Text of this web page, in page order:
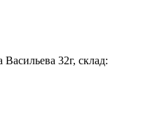
32г, склад: